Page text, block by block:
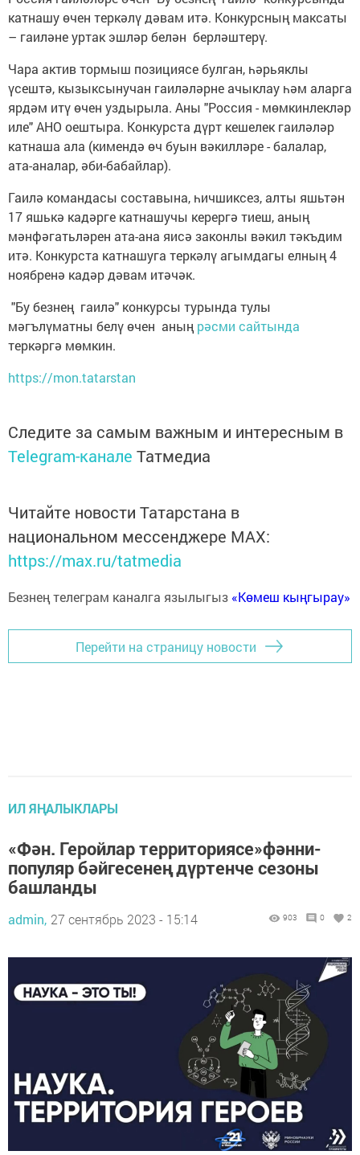
катнашу өчен теркәлү дәвам итә. Конкурсның максаты
– гаиләне уртак эшләр белән берләштерү.
Чара актив тормыш позициясе булган, һәрьяклы
үсештә, кызыксынучан гаиләләрне ачыклау һәм аларга
ярдәм итү өчен уздырыла. Аны "Россия - мөмкинлекләр
иле" АНО оештыра. Конкурста дүрт кешелек гаиләләр
катнаша ала (кимендә өч буын вәкилләре - балалар,
ата-аналар, әби-бабайлар).
Гаилә командасы составына, һичшиксез, алты яшьтән
17 яшькә кадәрге катнашучы керергә тиеш, аның
мәнфәгатьләрен ата-ана яисә законлы вәкил тәкъдим
итә. Конкурста катнашуга теркәлү агымдагы елның 4
ноябренә кадәр дәвам итәчәк.
"Бу безнең гаилә" конкурсы турында тулы
мәгълүматны белү өчен аның рәсми сайтында
теркәргә мөмкин.
https://mon.tatarstan
Следите за самым важным и интересным в
Telegram-канале Татмедиа
Читайте новости Татарстана в
национальном мессенджере MАХ:
https://max.ru/tatmedia
Безнең телеграм каналга язылыгыз «Көмеш кыңгырау»
Перейти на страницу новости
ИЛ ЯҢАЛЫКЛАРЫ
«Фән. Геройлар территориясе»фәнни-
популяр бәйгесенең дүртенче сезоны
башланды
admin, 27 сентябрь 2023 - 15:14 903 0 2